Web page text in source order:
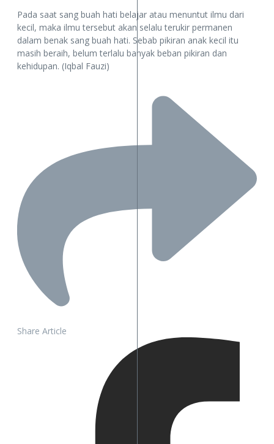
Pada saat sang buah hati belajar atau menuntut ilmu dari
kecil, maka ilmu tersebut akan selalu terukir permanen
dalam benak sang buah hati. Sebab pikiran anak kecil itu
masih beraih, belum terlalu banyak beban pikiran dan
kehidupan. (Iqbal Fauzi)
Share Article